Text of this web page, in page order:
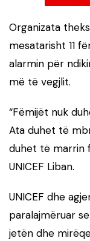
Organizata
mesatarisht 11
alarmin për
më të vegjlit.
“Fëmijët nuk
Ata duhet të
duhet të marrin
UNICEF Liban.
UNICEF dhe
paralajmëruar
jetën dhe